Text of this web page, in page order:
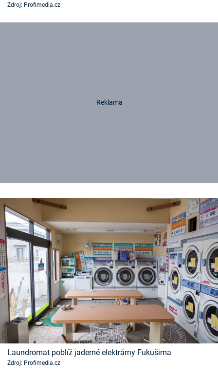
Zdroj: Profimedia.cz
Laundromat poblíž jaderné elektrárny Fukušima
Zdroj: Profimedia.cz